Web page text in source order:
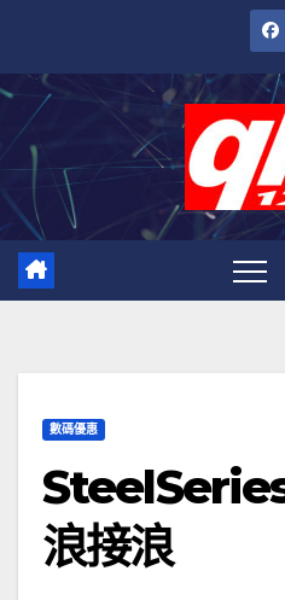
內
數碼優惠
浪接浪